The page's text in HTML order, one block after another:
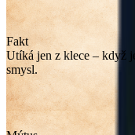
Fakt
Utíká jen z klece – když
smysl.